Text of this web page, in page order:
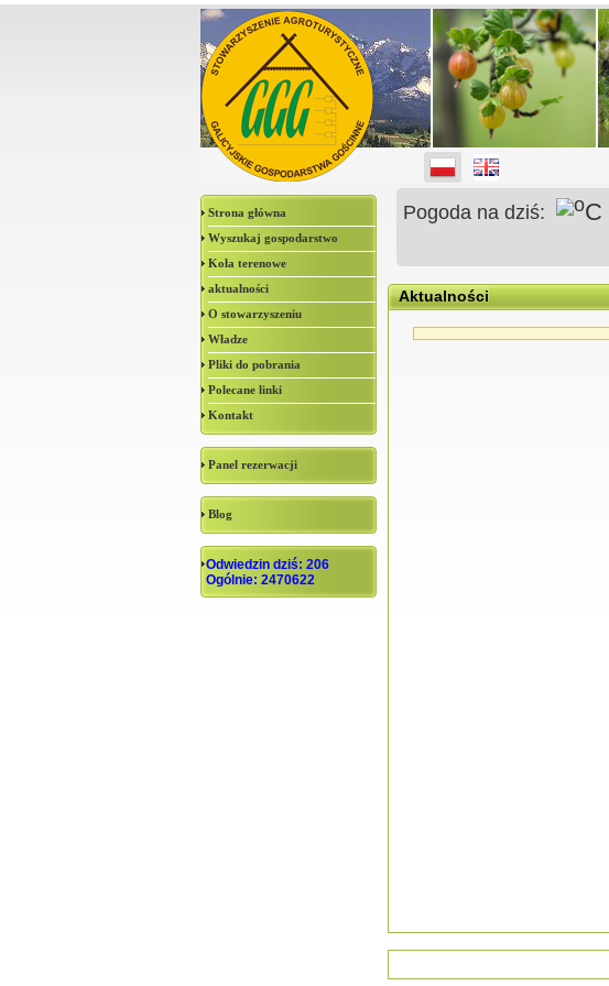
Strona główna
Wyszukaj gospodarstwo
Koła terenowe
aktualności
O stowarzyszeniu
Władze
Pliki do pobrania
Polecane linki
Kontakt
Panel rezerwacji
Blog
Odwiedzin dziś: 206
Ogólnie: 2470622
Pogoda na dziś: oC
Aktualności